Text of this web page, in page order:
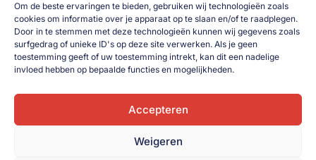
Om de beste ervaringen te bieden, gebruiken wij technologieën zoals
cookies om informatie over je apparaat op te slaan en/of te raadplegen.
Door in te stemmen met deze technologieën kunnen wij gegevens zoals
surfgedrag of unieke ID's op deze site verwerken. Als je geen
toestemming geeft of uw toestemming intrekt, kan dit een nadelige
invloed hebben op bepaalde functies en mogelijkheden.
Accepteren
Weigeren
Hulpkoppeling met sleuf
€4,50
Toevoegen aan
Kruissleutel 13/16″ 17-19-
22mm
Toevoegen aan